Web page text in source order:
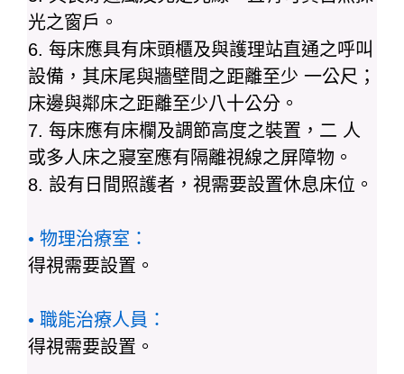
光之窗戶。
6. 每床應具有床頭櫃及與護理站直通之呼叫
設備，其床尾與牆壁間之距離至少 一公尺；
床邊與鄰床之距離至少八十公分。
7. 每床應有床欄及調節高度之裝置，二 人
或多人床之寢室應有隔離視線之屏障物。
8. 設有日間照護者，視需要設置休息床位。
• 物理治療室：
得視需要設置。
• 職能治療人員：
得視需要設置。